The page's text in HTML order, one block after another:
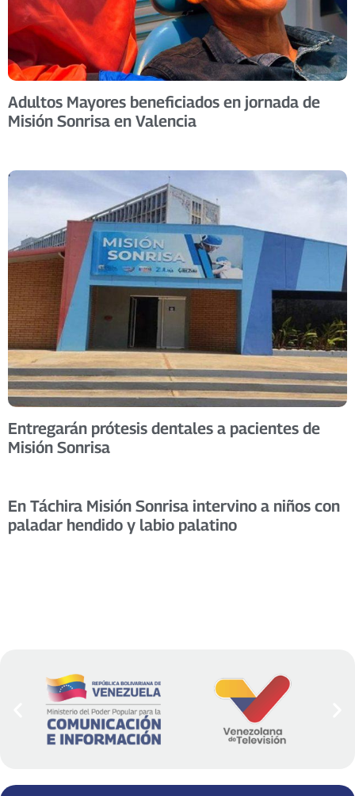
Adultos Mayores beneficiados en jornada de
Misión Sonrisa en Valencia
Entregarán prótesis dentales a pacientes de
Misión Sonrisa
En Táchira Misión Sonrisa intervino a niños con
paladar hendido y labio palatino